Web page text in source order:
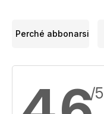
Perché abbonarsi
/5